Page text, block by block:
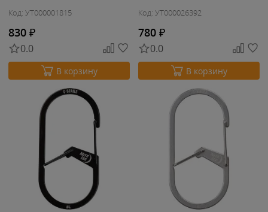
Код: УТ000001815
830 ₽
0.0
В корзину
Код: УТ000026392
780 ₽
0.0
В корзину